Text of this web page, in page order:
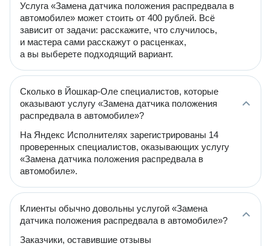
Услуга «Замена датчика положения распредвала в
автомобиле» может стоить от 400 рублей. Всё
зависит от задачи: расскажите, что случилось,
и мастера сами расскажут о расценках,
а вы выберете подходящий вариант.
Сколько в Йошкар-Оле специалистов, которые
оказывают услугу «Замена датчика положения
распредвала в автомобиле»?
На Яндекс Исполнителях зарегистрированы 14
проверенных специалистов, оказывающих услугу
«Замена датчика положения распредвала в
автомобиле».
Клиенты обычно довольны услугой «Замена
датчика положения распредвала в автомобиле»?
Заказчики, оставившие отзывы